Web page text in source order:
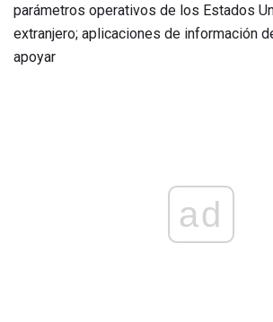
parámetros operativos de los Estados
extranjero; aplicaciones de información
apoyar
ad